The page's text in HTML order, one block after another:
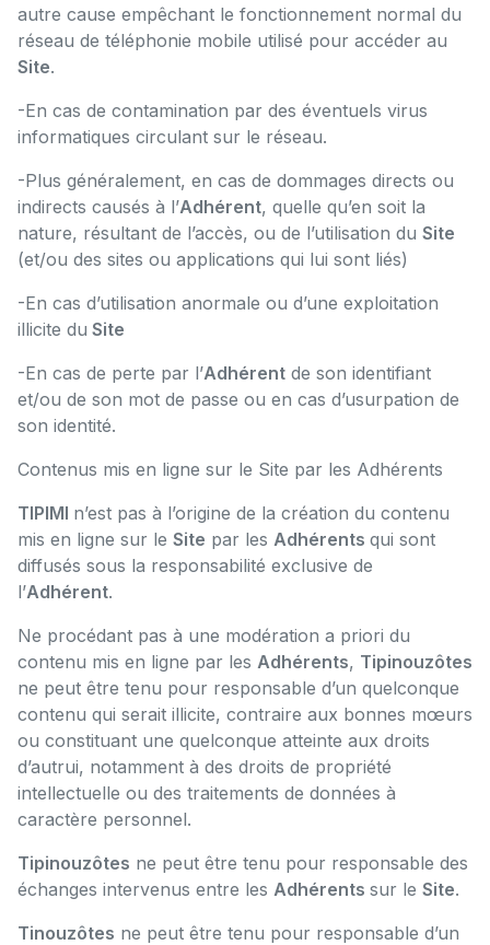
autre cause empêchant le fonctionnement normal du
réseau de téléphonie mobile utilisé pour accéder au
Site.
-En cas de contamination par des éventuels virus
informatiques circulant sur le réseau.
-Plus généralement, en cas de dommages directs ou
indirects causés à l’Adhérent, quelle qu’en soit la
nature, résultant de l’accès, ou de l’utilisation du Site
(et/ou des sites ou applications qui lui sont liés)
-En cas d’utilisation anormale ou d’une exploitation
illicite du Site
-En cas de perte par l’Adhérent de son identifiant
et/ou de son mot de passe ou en cas d’usurpation de
son identité.
Contenus mis en ligne sur le Site par les Adhérents
TIPIMI n’est pas à l’origine de la création du contenu
mis en ligne sur le Site par les Adhérents qui sont
diffusés sous la responsabilité exclusive de
l’Adhérent.
Ne procédant pas à une modération a priori du
contenu mis en ligne par les Adhérents, Tipinouzôtes
ne peut être tenu pour responsable d’un quelconque
contenu qui serait illicite, contraire aux bonnes mœurs
ou constituant une quelconque atteinte aux droits
d’autrui, notamment à des droits de propriété
intellectuelle ou des traitements de données à
caractère personnel.
Tipinouzôtes ne peut être tenu pour responsable des
échanges intervenus entre les Adhérents sur le Site.
Tinouzôtes ne peut être tenu pour responsable d’un